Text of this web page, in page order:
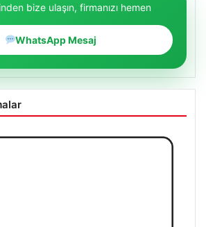
bize ulaşın, firmanızı hemen
WhatsApp Mesaj